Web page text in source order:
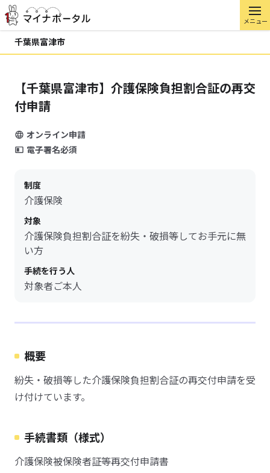
メニュー
千葉県富津市
【千葉県富津市】介護保険負担割合証の再交
付申請
オンライン申請
電子署名必須
制度
介護保険
対象
介護保険負担割合証を紛失・破損等してお手元に無
い方
手続を行う人
対象者ご本人
概要
紛失・破損等した介護保険負担割合証の再交付申請を受
け付けています。
手続書類（様式）
介護保険被保険者証等再交付申請書